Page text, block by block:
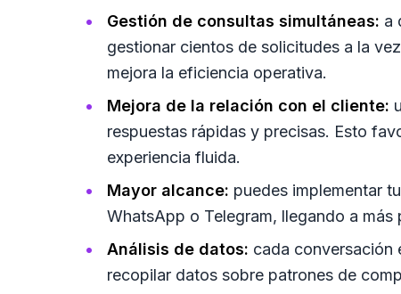
Gestión de consultas simultáneas: a
gestionar cientos de solicitudes a la
mejora la eficiencia operativa.
Mejora de la relación con el cliente:
respuestas rápidas y precisas. Esto
experiencia fluida.
Mayor alcance: puedes implementar
WhatsApp o Telegram, llegando a
Análisis de datos: cada conversación
recopilar datos sobre patrones de